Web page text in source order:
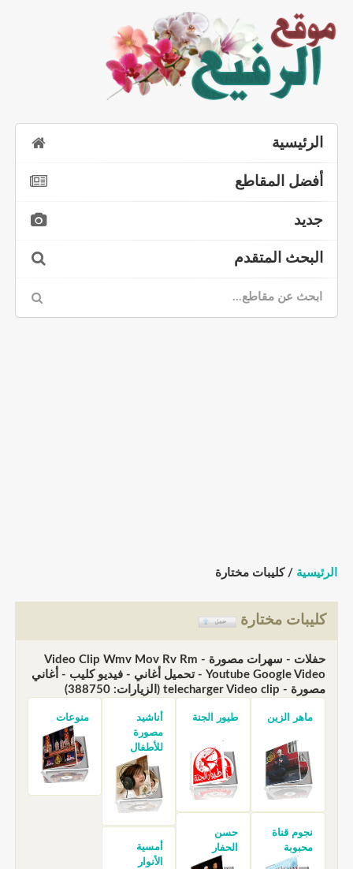
الرئيسية
أفضل المقاطع
جديد
البحث المتقدم
الرئيسية / كليبات مختارة
كليبات مختارة
حفلات - سهرات مصورة - Video Clip Wmv Mov Rv Rm
Youtube Google Video - تحميل أغاني - فيديو كليب - أغاني
مصورة - telecharger Video clip (الزيارات: 388750)
ماهر الزين
نجوم قناة
محبوبة
طيور الجنة
حسن
الحفار
أناشيد
مصورة
للأطفال
أمسية
الأنوار
منوعات